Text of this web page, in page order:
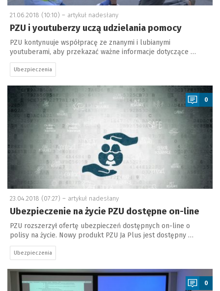
21.06.2018 (10:10) – artykuł nadesłany
PZU i youtuberzy uczą udzielania pomocy
PZU kontynuuje współpracę ze znanymi i lubianymi
youtuberami, aby przekazać ważne informacje dotyczące …
Ubezpieczenia
a
0
23.04.2018 (07:27) – artykuł nadesłany
Ubezpieczenie na życie PZU dostępne on-line
PZU rozszerzył ofertę ubezpieczeń dostępnych on-line o
polisy na życie. Nowy produkt PZU Ja Plus jest dostępny …
Ubezpieczenia
a
0